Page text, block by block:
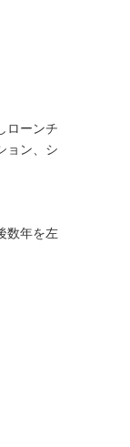
ローンチ
ョン、シ
数年を左